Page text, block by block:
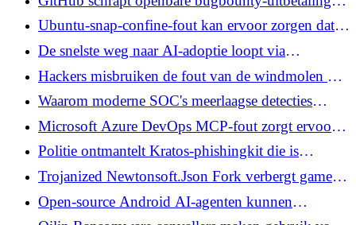
en verplaatst topbeloningen naar VIP-niveau
Ubuntu-snap-confine-fout kan ervoor zorgen dat
lokale gebruikers rooten op standaard
desktopinstallaties
De snelste weg naar AI-adoptie loopt via
beveiliging
Hackers misbruiken de fout van de windmolen om
willekeurige serverbestanden te lezen zonder
authenticatie
Waarom moderne SOC's meerlaagse detecties
nodig hebben
Microsoft Azure DevOps MCP-fout zorgt ervoor
dat verborgen PR-opmerkingen AI-
beoordelingsagenten kapen
Politie ontmantelt Kratos-phishingkit die is
gebouwd om Microsoft 365-sessies te stelen en
MFA te omzeilen
Trojanized Newtonsoft.Json Fork verbergt game-
rigging-code in een werkende bibliotheek
Open-source Android AI-agenten kunnen
onzichtbare schermtekst code laten uitvoeren op